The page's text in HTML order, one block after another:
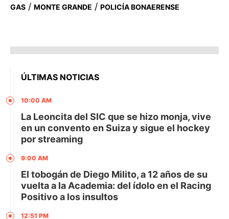
GAS / MONTE GRANDE / POLICÍA BONAERENSE
ÚLTIMAS NOTICIAS
10:00 AM
La Leoncita del SIC que se hizo monja, vive
en un convento en Suiza y sigue el hockey
por streaming
9:00 AM
El tobogán de Diego Milito, a 12 años de su
vuelta a la Academia: del ídolo en el Racing
Positivo a los insultos
12:51 PM